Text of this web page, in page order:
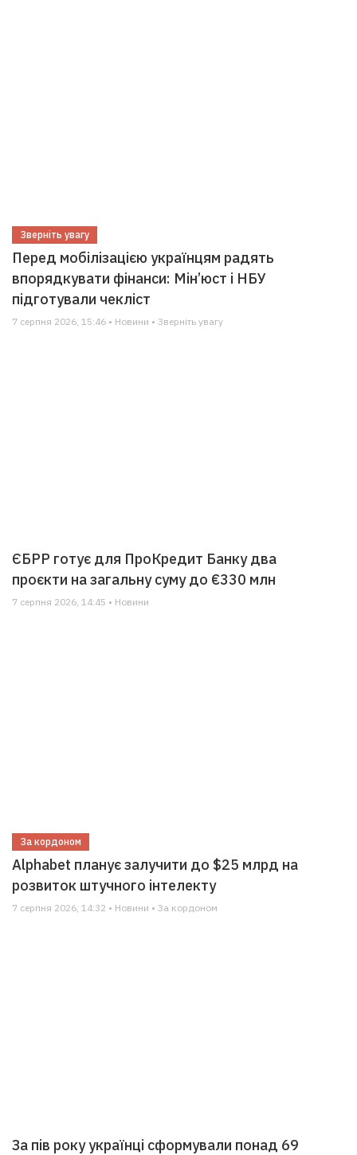
Зверніть увагу
Перед мобілізацією українцям радять
впорядкувати фінанси: Мін’юст і НБУ
підготували чекліст
7 серпня 2026, 15:46 • Новини • Зверніть увагу
ЄБРР готує для ПроКредит Банку два
проєкти на загальну суму до €330 млн
7 серпня 2026, 14:45 • Новини
За кордоном
Alphabet планує залучити до $25 млрд на
розвиток штучного інтелекту
7 серпня 2026, 14:32 • Новини • За кордоном
За пів року українці сформували понад 69